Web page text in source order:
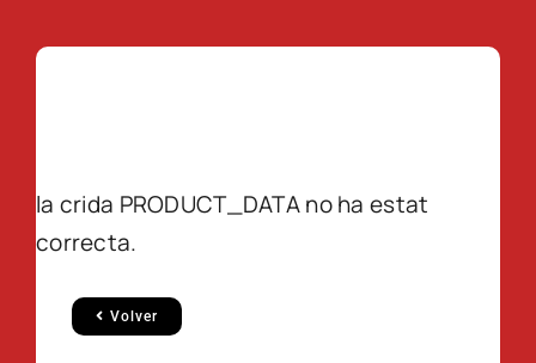
la crida PRODUCT_DATA no ha estat
correcta.
Volver